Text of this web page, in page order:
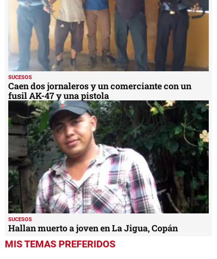
SUCESOS
Caen dos jornaleros y un comerciante con un
fusil AK-47 y una pistola
SUCESOS
Hallan muerto a joven en La Jigua, Copán
MIS TEMAS PREFERIDOS